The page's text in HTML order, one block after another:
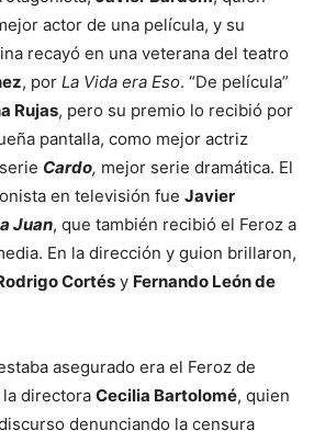
actor de una película, y su
recayó en una veterana del teatro
, por La Vida era Eso. “De película”
Rujas, pero su premio lo recibió por
pantalla, como mejor actriz
Cardo, mejor serie dramática. El
en televisión fue Javier
Juan, que también recibió el Feroz a
En la dirección y guion brillaron,
Cortés y Fernando León de
asegurado era el Feroz de
directora Cecilia Bartolomé, quien
denunciando la censura